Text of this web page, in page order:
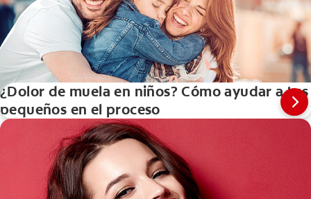
¿Dolor de muela en niños? Cómo ayudar a tus
pequeños en el proceso